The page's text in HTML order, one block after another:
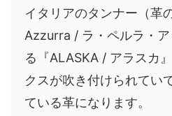
イタリアのタンナー（革
Azzurra / ラ・ペルラ・
る『ALASKA / アラスカ
クスが吹き付けられてい
ている革になります。